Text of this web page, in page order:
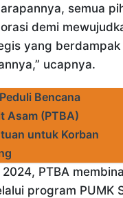
semua
demi
yang
ucapnya.
Peduli Bencana
Asam (PTBA)
untuk Korban
PTBA
program PUMK